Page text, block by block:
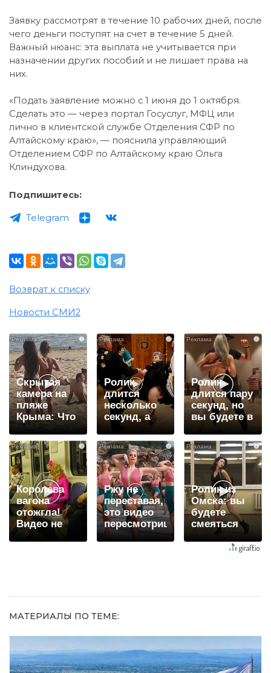
Заявку рассмотрят в течение 10 рабочих дней, после
чего деньги поступят на счет в течение 5 дней.
Важный нюанс: эта выплата не учитывается при
назначении других пособий и не лишает права на
них.
«Подать заявление можно с 1 июня до 1 октября.
Сделать это — через портал Госуслуг, МФЦ или
лично в клиентской службе Отделения СФР по
Алтайскому краю», — пояснила управляющий
Отделением СФР по Алтайскому краю Ольга
Клиндухова.
Подпишитесь:
Telegram
Возврат к списку
Новости СМИ2
i
Скрытая
камера на
пляже
Крыма: Что
люди
вытворяют,
когда их не
видят...
i
Ролик
длится
несколько
секунд, а
смеяться
вы будете
долго
i
Ролик
длится пару
секунд, но
вы будете в
шоке от
увиденного
i
Королева
вагона
отожгла!
Видео не
оставит
i
Ржу не
переставая,
это видео
пересмотришь
не раз
i
Ролик из
Омска: вы
будете
смеяться
МАТЕРИАЛЫ ПО ТЕМЕ: